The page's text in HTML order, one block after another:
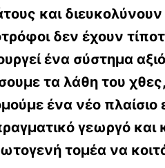
και
δεν έχουν
ένα σύστημα
τα λάθη του
ένα νέο
γεωργό
τομέα να